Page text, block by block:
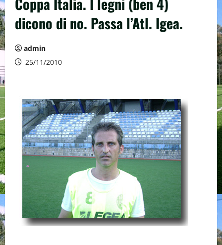
dicono di no. Passa l’Atl. Igea.
admin
25/11/2010